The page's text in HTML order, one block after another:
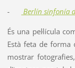
- Berlín sinfonía
És una pel·lícula
Està feta de
mostrar